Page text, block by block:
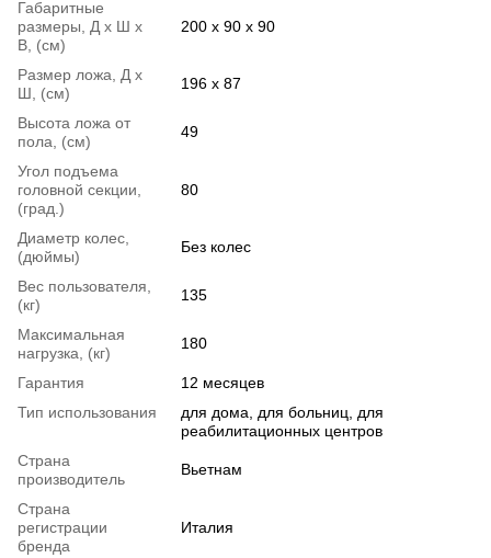
Габаритные
размеры, Д х Ш х
В, (см)
200 х 90 х 90
Размер ложа, Д х
Ш, (см)
196 х 87
Высота ложа от
пола, (см)
49
Угол подъема
головной секции,
(град.)
80
Диаметр колес,
(дюймы)
Без колес
Вес пользователя,
(кг)
135
Максимальная
нагрузка, (кг)
180
Гарантия
12 месяцев
Тип использования
для дома, для больниц, для
реабилитационных центров
Страна
производитель
Вьетнам
Страна
регистрации
бренда
Италия